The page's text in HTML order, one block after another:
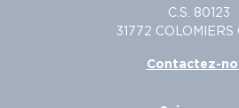
C.S. 80123
31772 COLOMIERS
Contactez-